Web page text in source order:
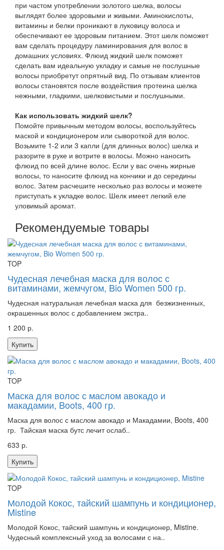
при частом употреблении золотого шелка, волосы
выглядят более здоровыми и живыми. Аминокислоты,
витамины и белки проникают в луковицу волоса и
обеспечивают ее здоровым питанием. Этот шелк поможет
вам сделать процедуру ламинирования для волос в
домашних условиях. Флюид жидкий шелк поможет
сделать вам идеальную укладку и самые не послушные
волосы приобретут опрятный вид. По отзывам клиентов
волосы становятся после воздействия протеина шелка
нежными, гладкими, шелковистыми и послушными.
Как использовать жидкий шелк?
Помойте привычным методом волосы, воспользуйтесь
маской и кондиционером или сывороткой для волос.
Возьмите 1-2 или 3 капли (для длинных волос) шелка и
разорите в руке и вотрите в волосы. Можно наносить
флюид по всей длине волос. Если у вас очень жирные
волосы, то наносите флюид на кончики и до середины
волос. Затем расчешите несколько раз волосы и можете
приступать к укладке волос. Шелк имеет легкий еле
уловимый аромат.
Рекомендуемые товары
TOP
Чудесная лечебная маска для волос с
витаминами, жемчугом, Bio Women 500 гр.
Чудесная натуральная лечебная маска для безжизненных,
окрашенных волос с добавлением экстра..
1 200 р.
Купить
TOP
Маска для волос с маслом авокадо и
макадамии, Boots, 400 гр.
Маска для волос с маслом авокадо и Макадамии, Boots, 400
гр. Тайская маска бутс лечит ослаб..
633 р.
Купить
TOP
Молодой Кокос, тайский шампунь и кондиционер,
Mistine
Молодой Кокос, тайский шампунь и кондиционер, Mistine.
Чудесный комплексный уход за волосами с на..